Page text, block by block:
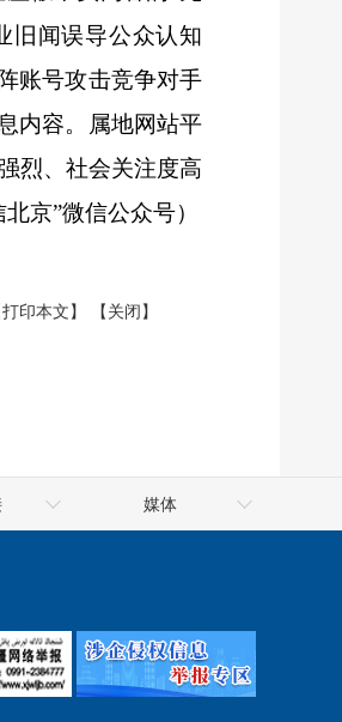
旧闻误导公众认知
账号攻击竞争对手
内容。属地网站平
烈、社会关注度高
京”微信公众号）
打印本文】 【关闭】
媒体
天山网
新华网